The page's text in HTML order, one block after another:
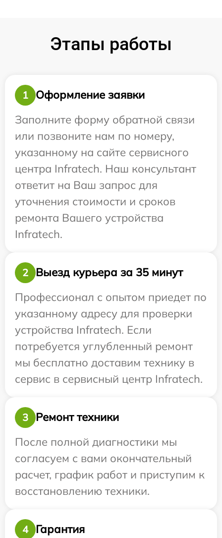
Этапы работы
1
Оформление заявки
Заполните форму обратной связи
или позвоните нам по номеру,
указанному на сайте сервисного
центра Infratech. Наш консультант
ответит на Ваш запрос для
уточнения стоимости и сроков
ремонта Вашего устройства
Infratech.
2
Выезд курьера за 35 минут
Профессионал с опытом приедет по
указанному адресу для проверки
устройства Infratech. Если
потребуется углубленный ремонт
мы бесплатно доставим технику в
сервис в сервисный центр Infratech.
3
Ремонт техники
После полной диагностики мы
согласуем с вами окончательный
расчет, график работ и приступим к
восстановлению техники.
4 Гарантия